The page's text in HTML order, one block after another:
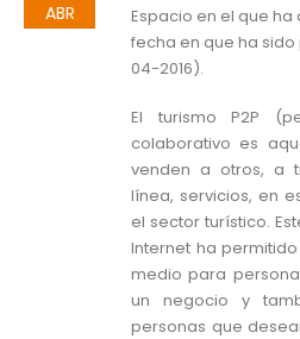
ABR
Espacio en el que
fecha en que ha
04-2016).
El turismo P2P
colaborativo es
venden a otros, a
línea, servicios, en
el sector turístico.
Internet ha
medio para
un negocio y
personas que